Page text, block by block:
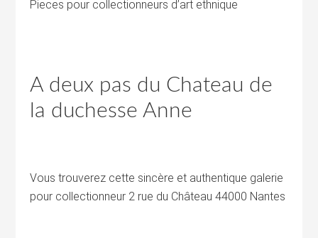
Pieces pour collectionneurs d’art ethnique
A deux pas du Chateau de
la duchesse Anne
Vous trouverez cette sincère et authentique galerie
pour collectionneur 2 rue du Château 44000 Nantes